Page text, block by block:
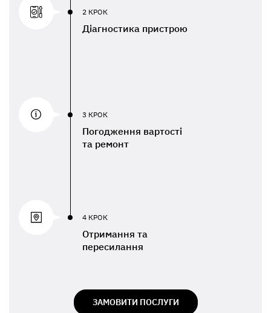
2 КРОК
Діагностика пристрою
3 КРОК
Погодження вартості
та ремонт
4 КРОК
Отримання та
пересилання
ЗАМОВИТИ ПОСЛУГИ